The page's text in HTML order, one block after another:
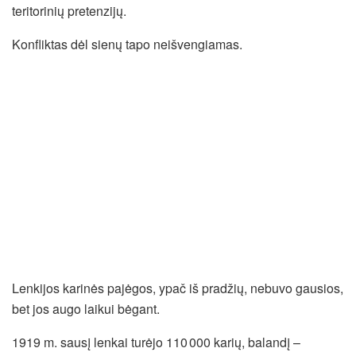
teritorinių pretenzijų.
Konfliktas dėl sienų tapo neišvengiamas.
Lenkijos karinės pajėgos, ypač iš pradžių, nebuvo gausios,
bet jos augo laikui bėgant.
1919 m. sausį lenkai turėjo 110 000 karių, balandį –